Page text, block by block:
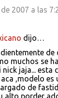
2007 a las
dijo…
de
muchos se
jaja... esta
,modelo es
de
alto porder